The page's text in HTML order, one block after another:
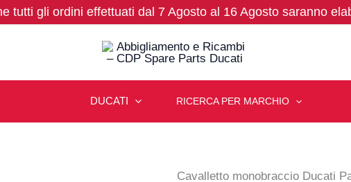
tutti gli ordini effettuati dal 7 Agosto al 16 Agosto saranno
DUCATI RICERCA PER MARCHIO
Cavalletto monobraccio Ducati